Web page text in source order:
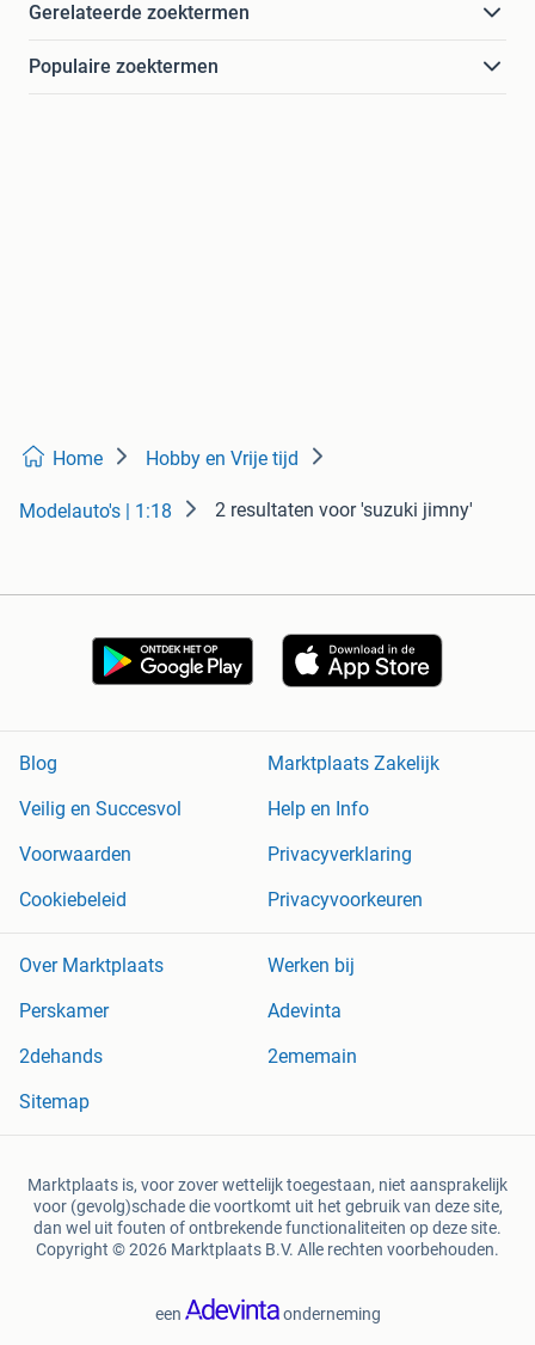
Gerelateerde zoektermen
Populaire zoektermen
Home Hobby en Vrije tijd
Modelauto's | 1:18 2 resultaten voor 'suzuki jimny'
Blog
Marktplaats Zakelijk
Veilig en Succesvol
Help en Info
Voorwaarden
Privacyverklaring
Cookiebeleid
Privacyvoorkeuren
Over Marktplaats
Werken bij
Perskamer
Adevinta
2dehands
2ememain
Sitemap
Marktplaats is, voor zover wettelijk toegestaan, niet aansprakelijk
voor (gevolg)schade die voortkomt uit het gebruik van deze site,
dan wel uit fouten of ontbrekende functionaliteiten op deze site.
Copyright © 2026 Marktplaats B.V. Alle rechten voorbehouden.
een onderneming